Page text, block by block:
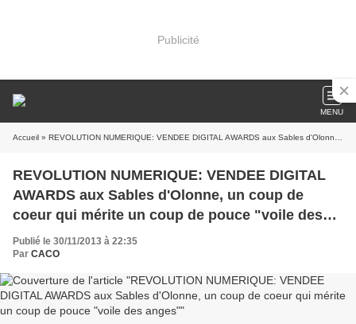
Publicité
MENU
Accueil » REVOLUTION NUMERIQUE: VENDEE DIGITAL AWARDS aux Sables d'Olonne, un coup de coeur qui mérite un coup de pouce "voile des anges"
REVOLUTION NUMERIQUE: VENDEE DIGITAL
AWARDS aux Sables d'Olonne, un coup de
coeur qui mérite un coup de pouce "voile des
anges"
Publié le 30/11/2013 à 22:35
Par CACO